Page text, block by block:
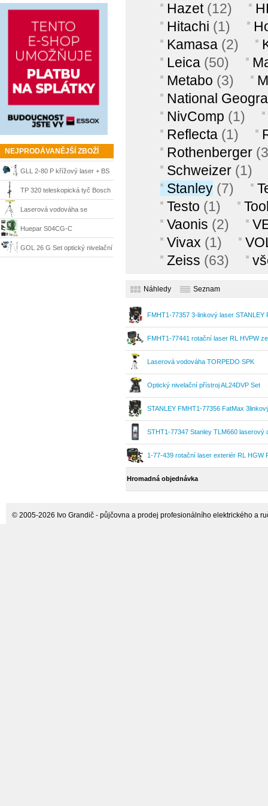
NEJPRODÁVANĚJŠÍ ZBOŽÍ
GLL 2-80 P křížový laser + BS
150 stativ Bosch
TP 320 teleskopická tyč Bosch
Laserová vodováha se
stativem Mannesmann
Huepar S04CG-C
samonivelační laser zelený 4x
GOL 26 G Set optický nivelační
Hazet (12)
Hitachi (1)
Kamasa (2)
Leica (50)
Metabo (3)
National
NivComp (1)
Reflecta (1)
Rothenberger
Schweizer (1)
Stanley (7)
Testo (1)
Vaonis (2)
Vivax (1)
Zeiss (63)
Náhledy Seznam
FMHT1-77357 3-linkový laser STANLEY
FMHT1-77441 rotační laser RL HVPW
Laserová vodováha TORPEDO SPK
Optický nivelační přístroj AL24DVP Set
STANLEY FMHT1-77356 FatMax
STHT1-77347 Stanley TLM660 laserový
1-77-439 rotační laser exteriér RL HGW
Hromadná objednávka
© 2005-2026 Ivo Grandič - půjčovna a prodej profesionálního elektrického a